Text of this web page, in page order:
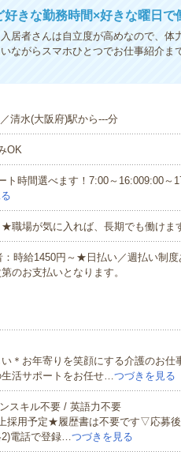
きな勤務時間×好きな曜日で
居者さんは自立度が高めなので、体
ながらスマホひとつでお仕事紹介ま
清水(大阪府)駅から---分
OK
時間選べます！7:00～16:009:00～
場が気に入れば、長期でも働けま
時給1450円～★日払い／週払い制度
のお支払いとなります。
＊お年寄りを笑顔にする介護のお仕
生活サポートをお任せ…つづきを見る
スキル不要 / 英語力不要
採用予定★履歴書は不要です▽応募後
2)電話で登録…つづきを見る